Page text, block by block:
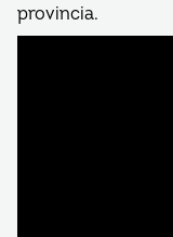
provincia.